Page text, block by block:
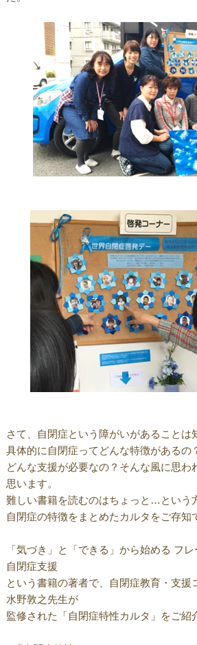
さて、自閉症という障がいがあることは
具体的に自閉症ってどんな特徴があるの
どんな支援が必要なの？そんな風に思わ
思います。
難しい書籍を読むのはちょっと…という
自閉症の特徴をまとめたカルタをご存知
「気づき」と「できる」から始める フ
自閉症支援
という書籍の著者で、自閉症教育・支援
水野敦之先生が
監修された「自閉症特性カルタ」をご紹